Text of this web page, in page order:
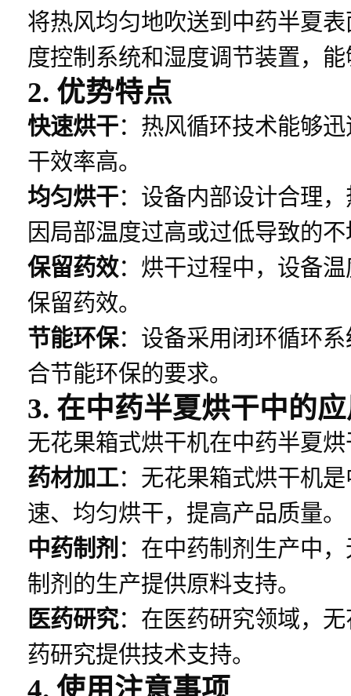
将热风均匀地吹送到中药半夏
度控制系统和湿度调节装置，
2. 优势特点
快速烘干：热风循环技术能够
干效率高。
均匀烘干：设备内部设计合理
因局部温度过高或过低导致的
保留药效：烘干过程中，设备
保留药效。
节能环保：设备采用闭环循环
合节能环保的要求。
3. 在中药半夏烘干中的
无花果箱式烘干机在中药半夏
药材加工：无花果箱式烘干机
速、均匀烘干，提高产品质量。
中药制剂 ：在中药制剂生产中
制剂的生产提供原料支持。
医药研究：在医药研究领域，
药研究提供技术支持。
4. 使用注意事项